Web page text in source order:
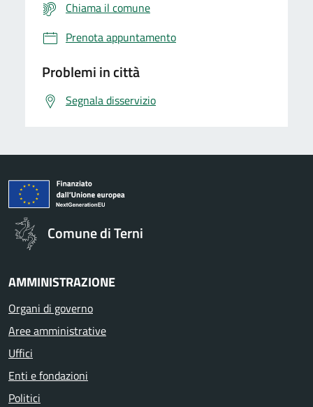
Chiama il comune
Prenota appuntamento
Problemi in città
Segnala disservizio
Comune di Terni
AMMINISTRAZIONE
Organi di governo
Aree amministrative
Uffici
Enti e fondazioni
Politici